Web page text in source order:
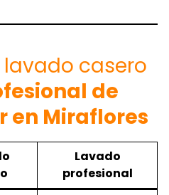
casero
de
en Miraflores
Lavado
profesional